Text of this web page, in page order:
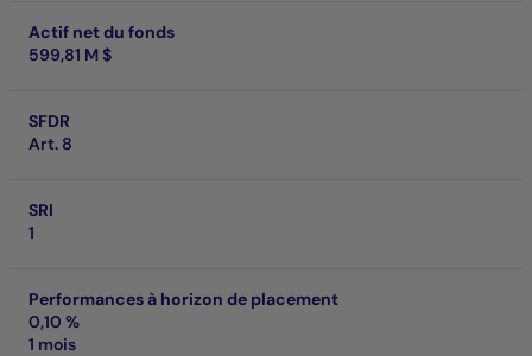
Actif net du fonds
599,81 M $
SFDR
Art. 8
SRI
1
Performances à horizon de placement
0,10 %
1 mois